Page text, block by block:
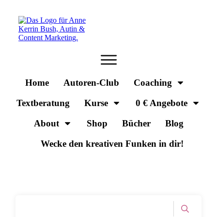
Home Autoren-Club
Coaching
Textberatung
Kurse
0 € Angebote
About
Shop Bücher
Blog
Wecke den kreativen Funken in dir!